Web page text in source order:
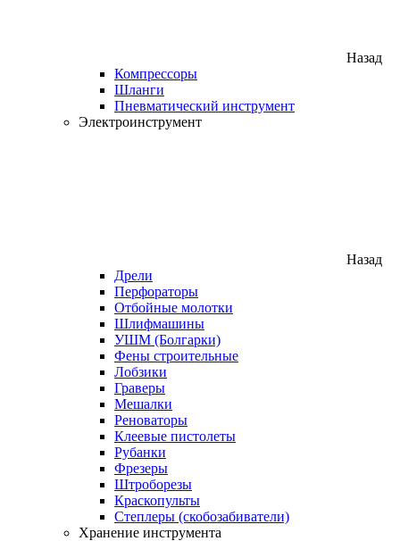
Назад
Компрессоры
Шланги
Пневматический инструмент
Электроинструмент
Назад
Дрели
Перфораторы
Отбойные молотки
Шлифмашины
УШМ (Болгарки)
Фены строительные
Лобзики
Граверы
Мешалки
Реноваторы
Клеевые пистолеты
Рубанки
Фрезеры
Штроборезы
Краскопульты
Степлеры (скобозабиватели)
Хранение инструмента